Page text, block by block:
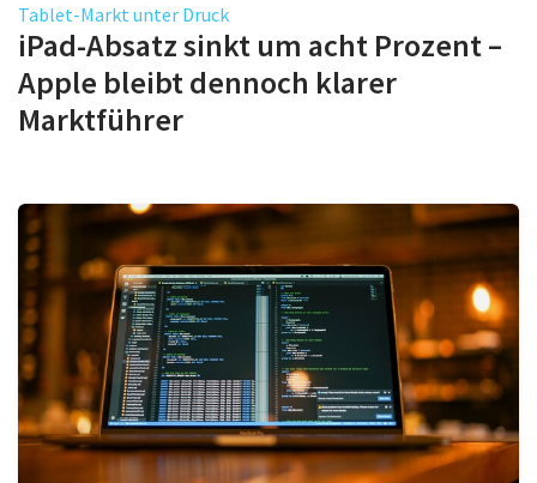
Tablet-Markt unter Druck
iPad-Absatz sinkt um acht Prozent –
Apple bleibt dennoch klarer
Marktführer